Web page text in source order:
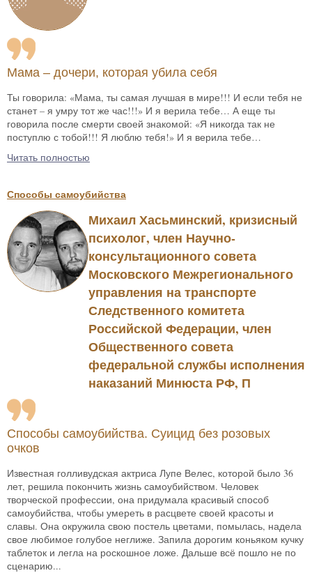
Мама – дочери, которая убила себя
Ты говорила: «Мама, ты самая лучшая в мире!!! И если тебя не
станет – я умру тот же час!!!» И я верила тебе… А еще ты
говорила после смерти своей знакомой: «Я никогда так не
поступлю с тобой!!! Я люблю тебя!» И я верила тебе…
Читать полностью
Способы самоубийства
Михаил Хасьминский, кризисный
психолог, член Научно-
консультационного совета
Московского Межрегионального
управления на транспорте
Следственного комитета
Российской Федерации, член
Общественного совета
федеральной службы исполнения
наказаний Минюста РФ, П
Способы самоубийства. Суицид без розовых
очков
Известная голливудская актриса Лупе Велес, которой было 36
лет, решила покончить жизнь самоубийством. Человек
творческой профессии, она придумала красивый способ
самоубийства, чтобы умереть в расцвете своей красоты и
славы. Она окружила свою постель цветами, помылась, надела
свое любимое голубое неглиже. Запила дорогим коньяком кучку
таблеток и легла на роскошное ложе. Дальше всё пошло не по
сценарию...